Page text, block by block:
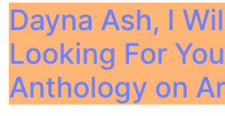
Dayna Ash, I
Looking For
Anthology on